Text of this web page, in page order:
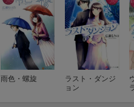
雨色・螺旋
ラスト・ダンジ
ョン